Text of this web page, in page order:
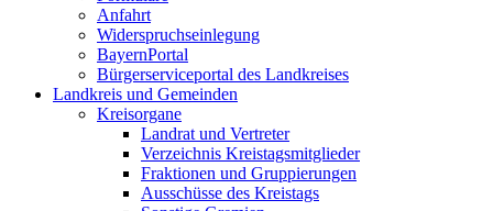
Anfahrt
Widerspruchseinlegung
BayernPortal
Bürgerserviceportal des Landkreises
Landkreis und Gemeinden
Kreisorgane
Landrat und Vertreter
Verzeichnis Kreistagsmitglieder
Fraktionen und Gruppierungen
Ausschüsse des Kreistags